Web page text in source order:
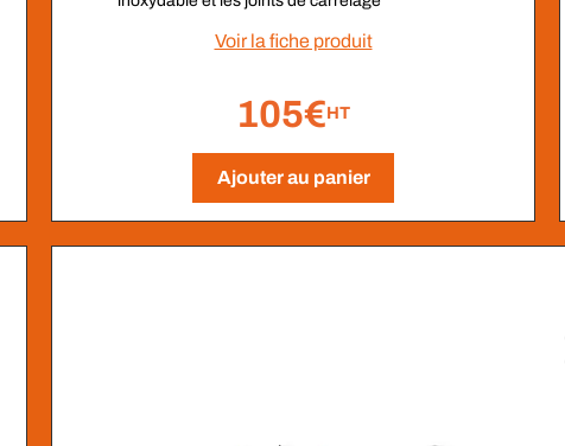
Voir la fiche produit
105€HT
Ajouter au panier